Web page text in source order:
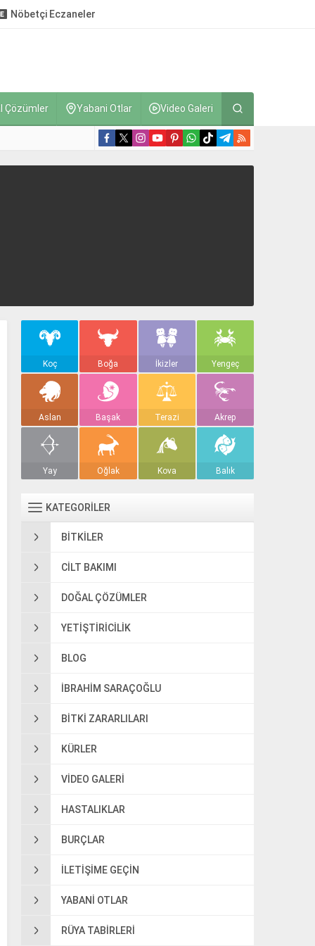
Nöbetçi Eczaneler
Çözümler Yabani Otlar Video Galeri
Koç Boğa İkizler Yengeç
Aslan Başak Terazi Akrep
Yay Oğlak Kova Balık
KATEGORİLER
BITKILER
CILT BAKIMI
DOĞAL ÇÖZÜMLER
YETIŞTIRICILIK
BLOG
IBRAHIM SARAÇOĞLU
BITKI ZARARLILARI
KÜRLER
VIDEO GALERI
HASTALIKLAR
BURÇLAR
ILETIŞIME GEÇIN
YABANI OTLAR
RÜYA TABIRLERI